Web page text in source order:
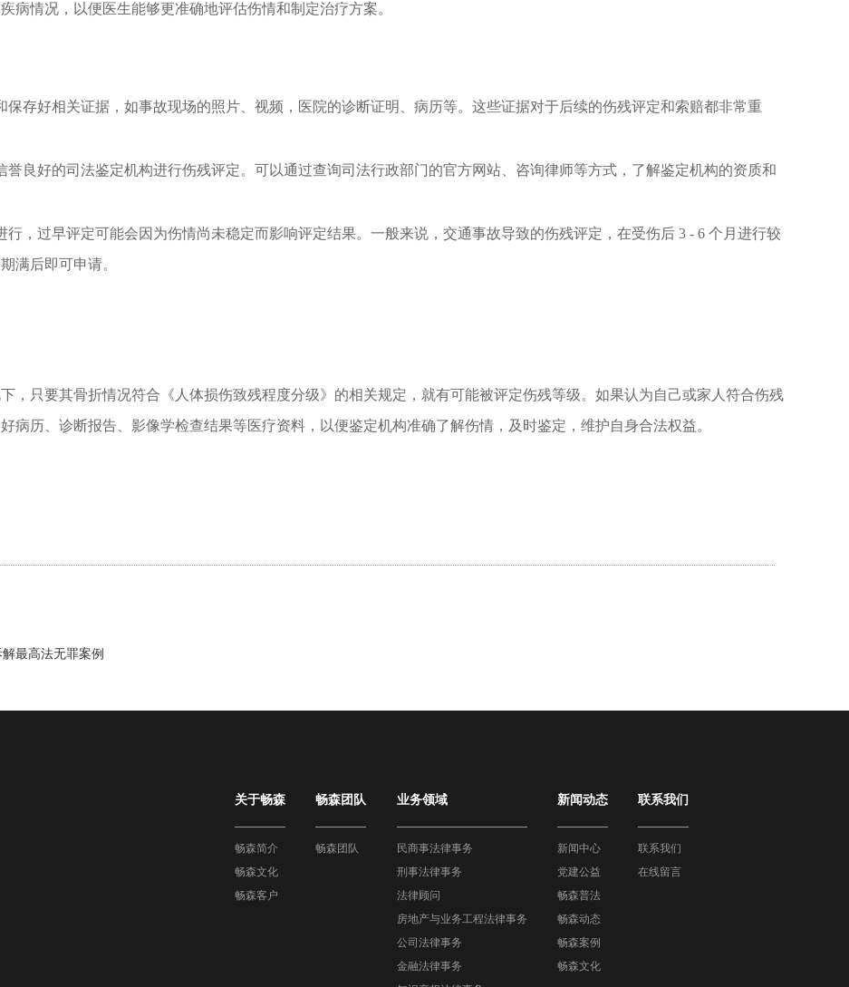
病情况，以便医生能够更准确地评估伤情和制定治疗方案。
保存好相关证据，如事故现场的照片、视频，医院的诊断证明、病历等。这些证据对于后续的伤残评定和索赔都非常重
誉良好的司法鉴定机构进行伤残评定。可以通过查询司法行政部门的官方网站、咨询律师等方式，了解鉴定机构的资质和
行，过早评定可能会因为伤情尚未稳定而影响评定结果。一般来说，交通事故导致的伤残评定，在受伤后 3 - 6 个月进行较
满后即可申请。
，只要其骨折情况符合《人体损伤致残程度分级》的相关规定，就有可能被评定伤残等级。如果认为自己或家人符合伤残
病历、诊断报告、影像学检查结果等医疗资料，以便鉴定机构准确了解伤情，及时鉴定，维护自身合法权益。
最高法无罪案例
关于畅森
畅森简介
畅森文化
畅森客户
畅森团队
畅森团队
业务领域
民商事法律事务
刑事法律事务
法律顾问
房地产与业务工程法律事务
公司法律事务
金融法律事务
新闻动态
新闻中心
党建公益
畅森普法
畅森动态
畅森案例
畅森文化
联系我们
联系我们
在线留言